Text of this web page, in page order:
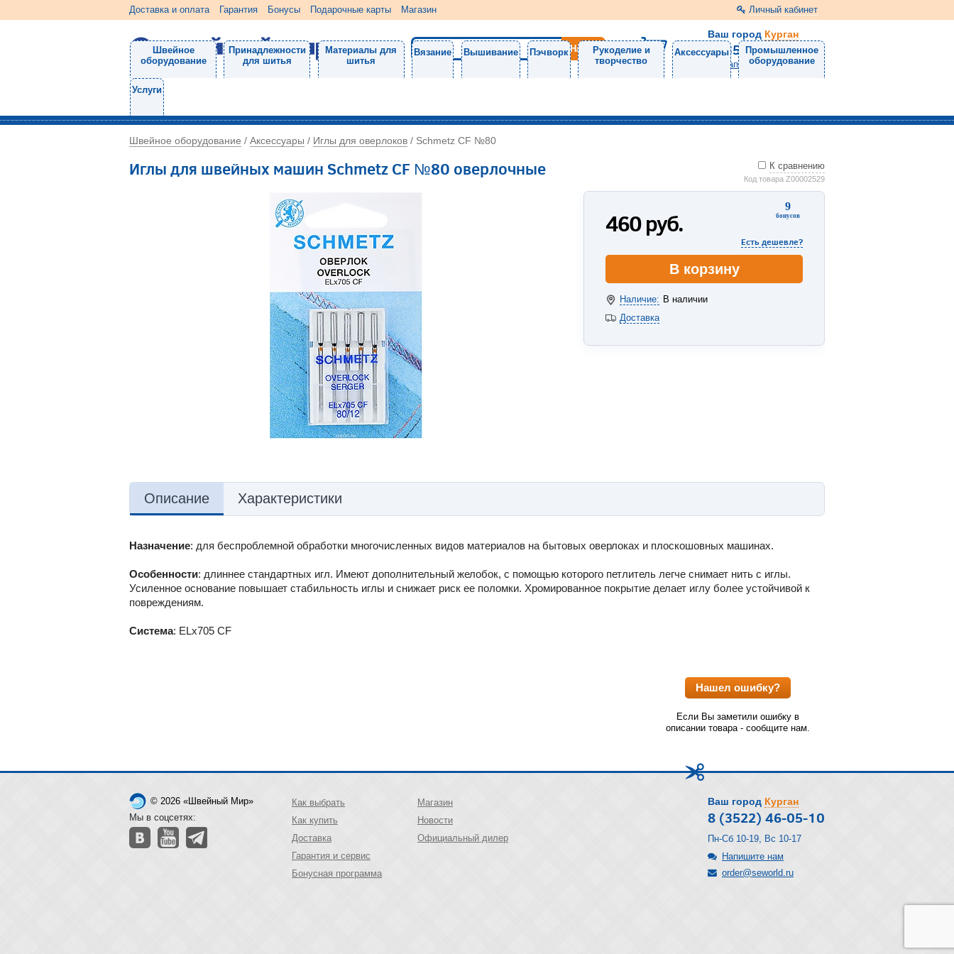
Доставка и оплата Гарантия Бонусы Подарочные карты Магазин Личный кабинет
Ваш город Курган
8 (3522) 46-05-10
Напишите нам
Швейное
оборудование
Принадлежности
для шитья
Материалы для
шитья
Вязание Вышивание Пэчворк
Рукоделие и
творчество
Аксессуары
Промышленное
оборудование
Услуги
Швейное оборудование / Аксессуары / Иглы для оверлоков / Schmetz CF №80
Иглы для швейных машин Schmetz CF №80 оверлочные К сравнению
Код товара Z00002529
9
бонусов
460руб.
Есть дешевле?
В корзину
Наличие: В наличии
Доставка
Описание Характеристики
Назначение: для беспроблемной обработки многочисленных видов материалов на бытовых оверлоках и плоскошовных машинах.
Особенности: длиннее стандартных игл. Имеют дополнительный желобок, с помощью которого петлитель легче снимает нить с иглы.
Усиленное основание повышает стабильность иглы и снижает риск ее поломки. Хромированное покрытие делает иглу более устойчивой к
повреждениям.
Система: ELx705 CF
Нашел ошибку?
Если Вы заметили ошибку в
описании товара - сообщите нам.
© 2026 «Швейный Мир»
Мы в соцсетях:
Как выбрать
Как купить
Доставка
Гарантия и сервис
Бонусная программа
Магазин
Новости
Официальный дилер
Ваш город Курган
8 (3522) 46-05-10
Пн-Сб 10-19, Вс 10-17
Напишите нам
order@seworld.ru